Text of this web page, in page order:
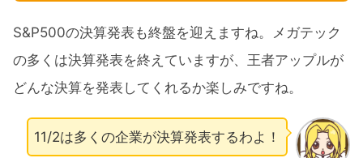
S&P500の決算発表も終盤を迎えますね。メガテック
の多くは決算発表を終えていますが、王者アップルが
どんな決算を発表してくれるか楽しみですね。
11/2は多くの企業が決算発表するわよ！